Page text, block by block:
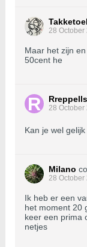
28 October
Maar het zijn
50cent he
28 October
Kan je wel
Milano
28 October
Ik heb er een
het moment 20
keer een prima
netjes